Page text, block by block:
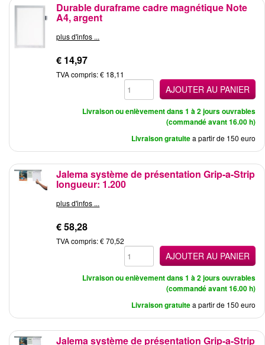
Durable duraframe cadre magnétique Note
A4, argent
plus d'infos ...
€ 14,97
TVA compris: € 18,11
AJOUTER AU PANIER
Livraison ou enlèvement dans 1 à 2 jours ouvrables
(commandé avant 16.00 h)
Livraison gratuitea partir de 150 euro
Jalema système de présentation Grip-a-Strip
longueur: 1.200
plus d'infos ...
€ 58,28
TVA compris: € 70,52
AJOUTER AU PANIER
Livraison ou enlèvement dans 1 à 2 jours ouvrables
(commandé avant 16.00 h)
Livraison gratuitea partir de 150 euro
Jalema système de présentation Grip-a-Strip